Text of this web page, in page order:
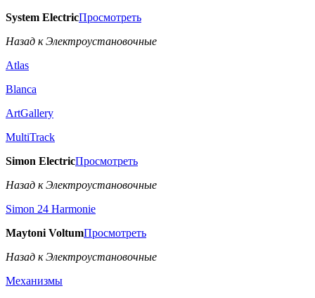
System ElectricПросмотреть
Назад к Электроустановочные
Atlas
Blanca
ArtGallery
MultiTrack
Simon ElectricПросмотреть
Назад к Электроустановочные
Simon 24 Harmonie
Maytoni VoltumПросмотреть
Назад к Электроустановочные
Механизмы